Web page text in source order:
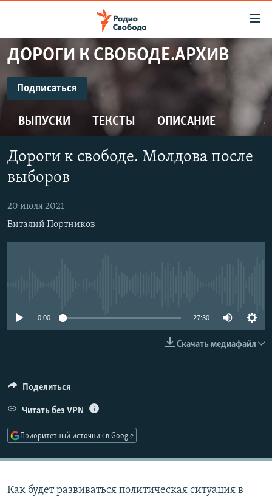
упрощенного
Вернуться
основному
содержанию
Вернутся
главной
Вернутся
поиску
ПРОГРАММЫ
ПОДКАСТЫ
АВТОРСКИЕ ПРОЕКТЫ
МНЕНИЯ
КУЛЬТУРА
КАВКАЗ.РЕАЛИИ
СЕВЕР.РЕАЛИИ
ДОРОГИ К СВОБОДЕ.АРХИВ
Подписаться
ПОДПИСАТЬСЯ
CastBox
ВЫПУСКИ ТЕКСТЫ ОПИСАНИЕ
Дороги к свободе. Молдова после
выборов
20 июля 2021
Виталий Портников
0:00 27:30
Скачать медиафайл
Поделиться
Читать без VPN
Приоритетный источник в Google
Как будет развиваться политическая ситуация в